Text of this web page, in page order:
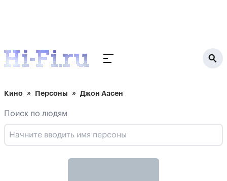
Кино Персоны Джон Аасен
Поиск по людям